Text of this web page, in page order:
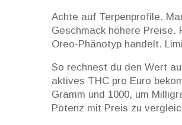
Achte auf Terpenprofile.
Geschmack höhere Preise.
Oreo-Phänotyp handelt.
So rechnest du den Wert
aktives THC pro Euro
Gramm und 1000, um
Potenz mit Preis zu